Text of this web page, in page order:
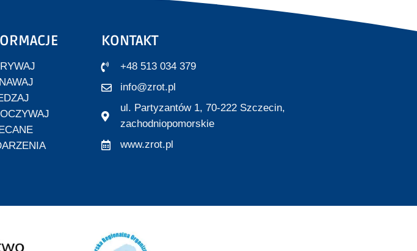
KONTAKT
+48 513 034 379
info@zrot.pl
ul. Partyzantów 1, 70-222 Szczecin,
zachodniopomorskie
www.zrot.pl